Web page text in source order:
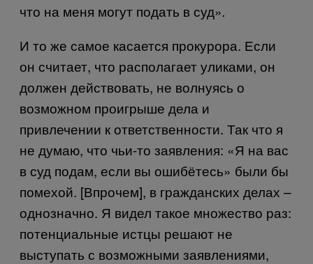
что на меня могут подать в суд».
И то же самое касается прокурора. Если
он считает, что располагает уликами, он
должен действовать, не волнуясь о
возможном проигрыше дела и
привлечении к ответственности. Так что я
не думаю, что чьи-то заявления: «Я на вас
в суд подам, если вы ошибётесь» были бы
помехой. [Впрочем], в гражданских делах –
однозначно. Я видел такое множество раз:
потенциальные истцы решают не
выступать с возможными заявлениями,